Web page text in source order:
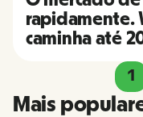
rapidamente.
caminha até
1
Mais